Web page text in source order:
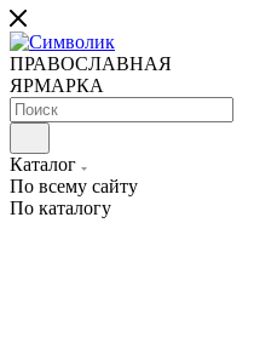
ПРАВОСЛАВНАЯ
ЯРМАРКА
Каталог
По всему сайту
По каталогу